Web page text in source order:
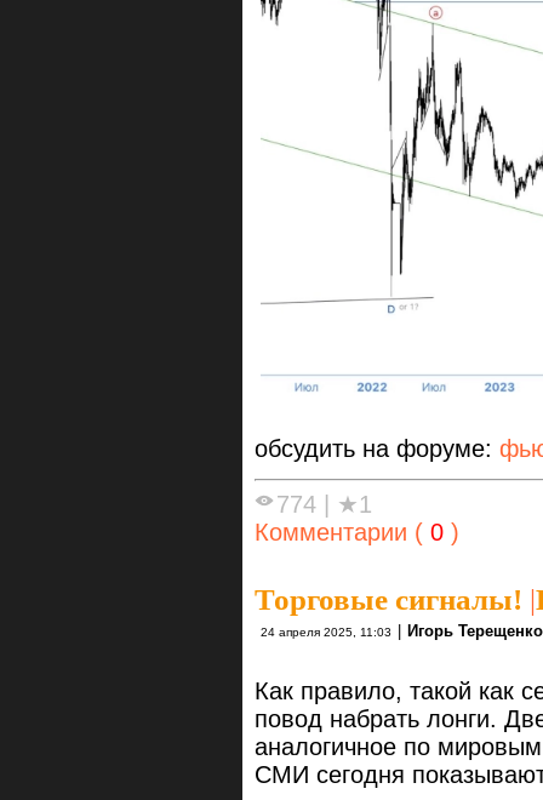
обсудить на форуме:
774
★1
Комментарии ( 0 )
Торговые сигналы! |
24 апреля 2025, 11:03 | Игорь
Как правило, такой как
повод набрать лонги.
аналогичное по
СМИ сегодня